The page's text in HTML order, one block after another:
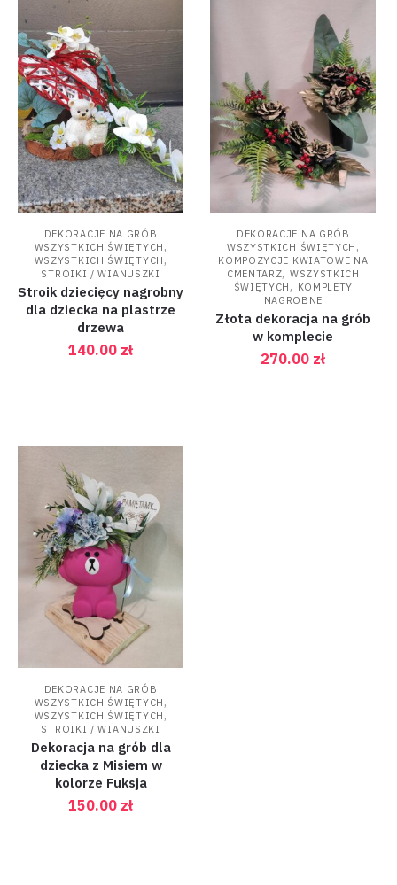
DEKORACJE NA GRÓB
WSZYSTKICH ŚWIĘTYCH ,
WSZYSTKICH ŚWIĘTYCH ,
STROIKI / WIANUSZKI
Stroik dziecięcy nagrobny
dla dziecka na plastrze
drzewa
140.00 zł
DEKORACJE NA GRÓB
WSZYSTKICH ŚWIĘTYCH ,
KOMPOZYCJE KWIATOWE NA
CMENTARZ, WSZYSTKICH
ŚWIĘTYCH , KOMPLETY
NAGROBNE
Złota dekoracja na grób
w komplecie
270.00 zł
DEKORACJE NA GRÓB
WSZYSTKICH ŚWIĘTYCH ,
WSZYSTKICH ŚWIĘTYCH ,
STROIKI / WIANUSZKI
Dekoracja na grób dla
dziecka z Misiem w
kolorze Fuksja
150.00 zł